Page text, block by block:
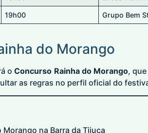
19h00 Grupo Bem
do Morango
oConcurso Rainha do Morango,
as regras no perfil oficial do
Morango na Barra da Tijuca